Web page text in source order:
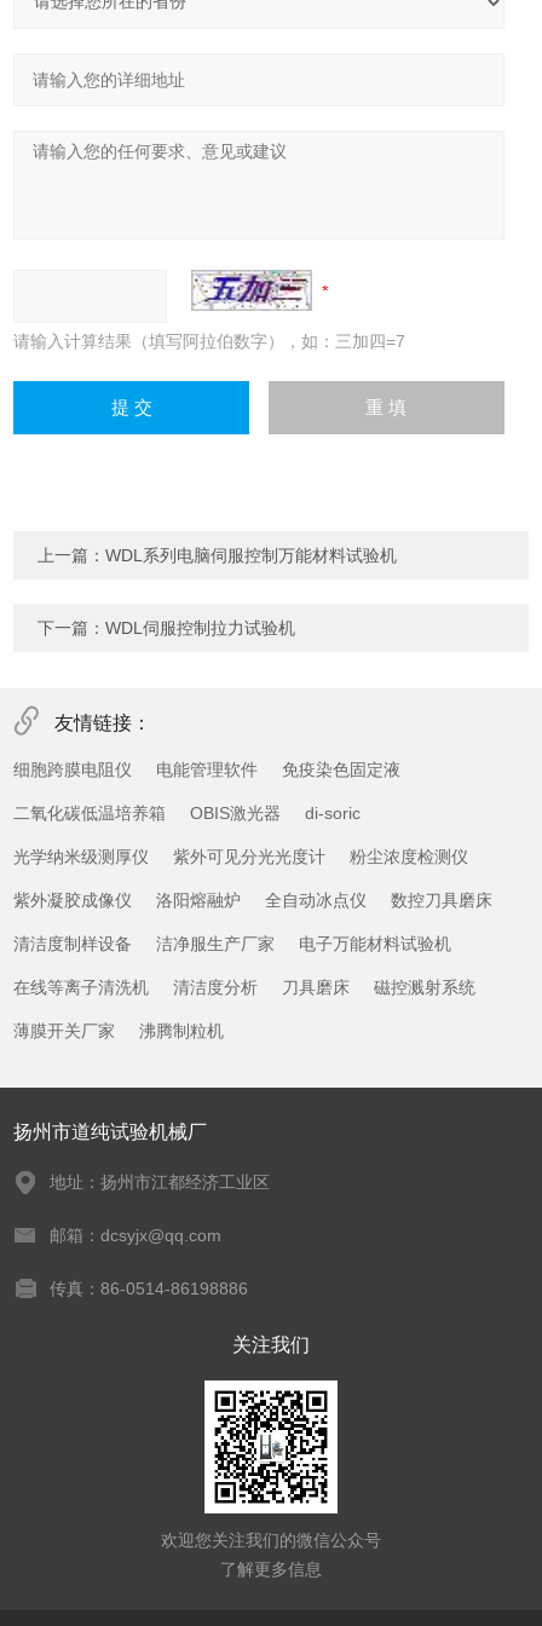
请输入计算结果（填写阿拉伯数字），如：三加四=7
上一篇：WDL系列电脑伺服控制万能材料试验机
下一篇：WDL伺服控制拉力试验机
友情链接：
细胞跨膜电阻仪 电能管理软件 免疫染色固定液
二氧化碳低温培养箱 OBIS激光器 di-soric
光学纳米级测厚仪 紫外可见分光光度计 粉尘浓度检测仪
紫外凝胶成像仪 洛阳熔融炉 全自动冰点仪 数控刀具磨床
清洁度制样设备 洁净服生产厂家 电子万能材料试验机
在线等离子清洗机 清洁度分析 刀具磨床 磁控溅射系统
薄膜开关厂家 沸腾制粒机
扬州市道纯试验机械厂
地址：扬州市江都经济工业区
邮箱：dcsyjx@qq.com
传真：86-0514-86198886
关注我们
欢迎您关注我们的微信公众号
了解更多信息